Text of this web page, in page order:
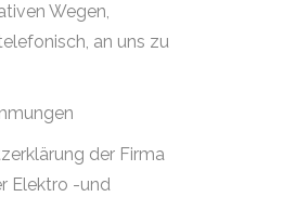
Wegen,
an uns zu
der Firma
Elektro -und